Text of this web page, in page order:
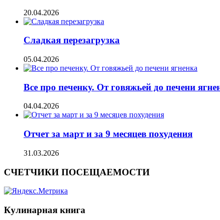
20.04.2026
Сладкая перезагрузка
05.04.2026
Все про печенку. От говяжьей до печени
04.04.2026
Отчет за март и за 9 месяцев похудения
31.03.2026
СЧЕТЧИКИ ПОСЕЩАЕМОСТИ
Кулинарная книга